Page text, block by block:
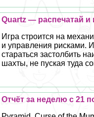
Quartz — распечатай и
Игра строится на
и управления рисками.
стараться застолбить
шахты, не пуская туда
Отчёт за неделю с 21